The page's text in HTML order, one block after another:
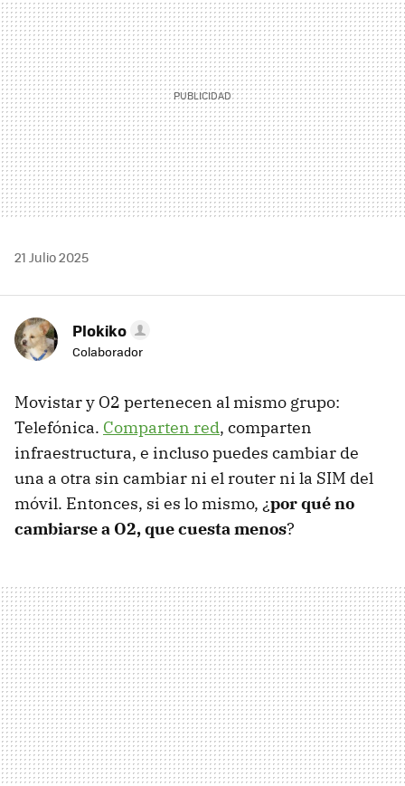
21 Julio 2025
Plokiko
Colaborador
Movistar y O2 pertenecen al mismo grupo:
Telefónica. Comparten red, comparten
infraestructura, e incluso puedes cambiar de
una a otra sin cambiar ni el router ni la SIM del
móvil. Entonces, si es lo mismo, ¿por qué no
cambiarse a O2, que cuesta menos?